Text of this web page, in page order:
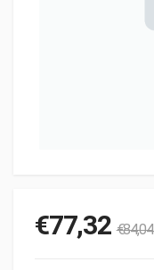
€77,32 €84,04